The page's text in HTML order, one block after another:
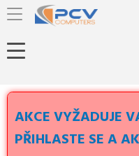
AKCE VYŽADUJE
PŘIHLASTE SE A